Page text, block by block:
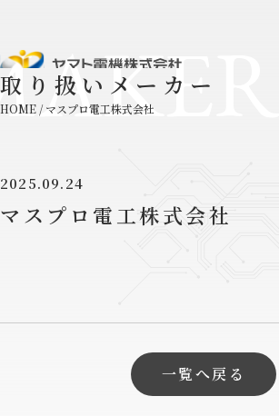
取り扱いメーカー
HOME /マスプロ電工株式会社
2025.09.24
マスプロ電工株式会社
一覧へ戻る